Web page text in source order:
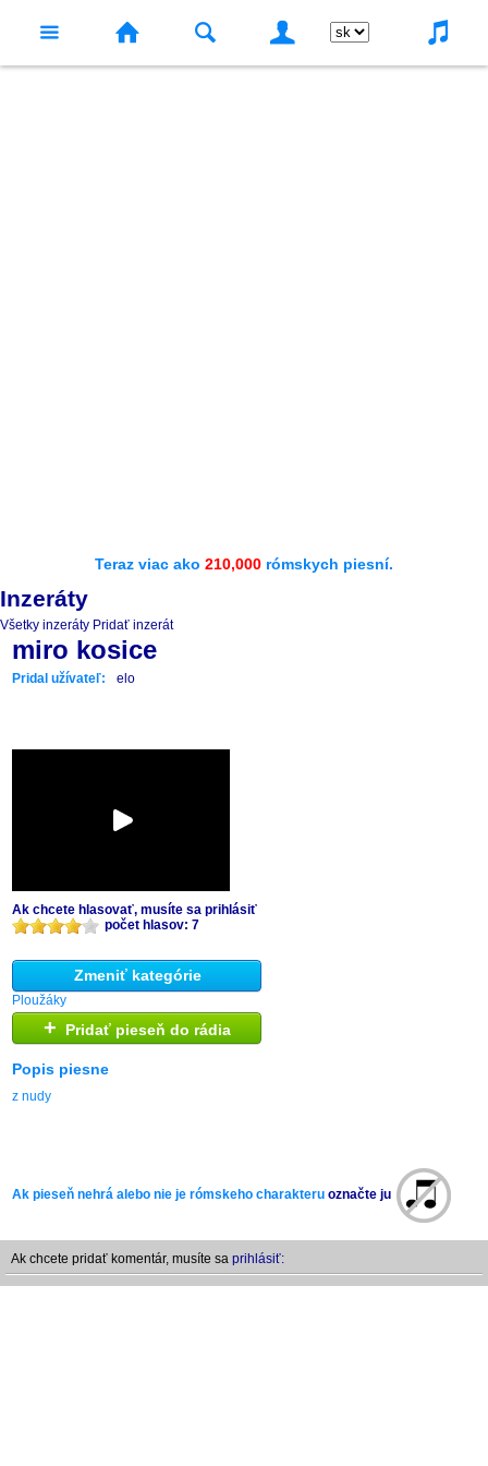
Teraz viac ako 210,000 rómskych piesní.
Inzeráty
Všetky inzeráty Pridať inzerát
miro kosice
Pridal užívateľ: elo
Ak chcete hlasovať, musíte sa prihlásiť
počet hlasov: 7
Zmeniť kategórie
Ploužáky
+ Pridať pieseň do rádia
Popis piesne
z nudy
Ak pieseň nehrá alebo nie je rómskeho charakteru označte ju
Ak chcete pridať komentár, musíte sa prihlásiť: